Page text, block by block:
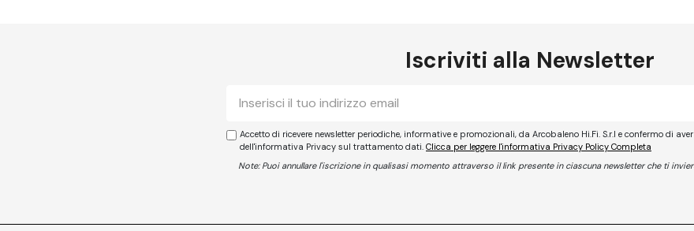
Iscriviti alla Newsletter
mail
Accetto di ricevere newsletter periodiche, informative e promozionali, da Arcobaleno Hi.Fi. S.r.l e confermo di
dell'informativa Privacy sul trattamento dati. Clicca per leggere l'informativa Privacy Policy Completa
Note: Puoi annullare l'iscrizione in qualisasi momento attraverso il link presente in ciascuna newsletter che ti